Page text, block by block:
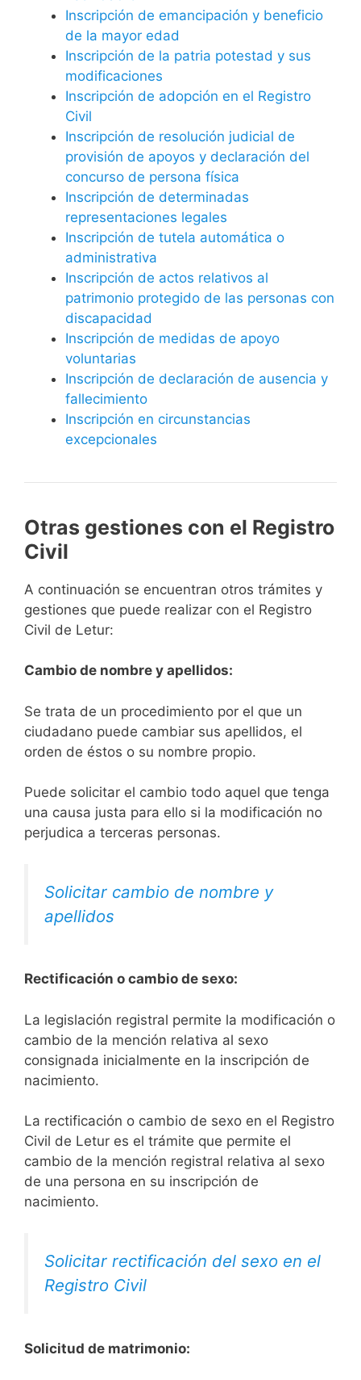
Inscripción de emancipación y beneficio
de la mayor edad
Inscripción de la patria potestad y sus
modificaciones
Inscripción de adopción en el Registro
Civil
Inscripción de resolución judicial de
provisión de apoyos y declaración del
concurso de persona física
Inscripción de determinadas
representaciones legales
Inscripción de tutela automática o
administrativa
Inscripción de actos relativos al
patrimonio protegido de las personas con
discapacidad
Inscripción de medidas de apoyo
voluntarias
Inscripción de declaración de ausencia y
fallecimiento
Inscripción en circunstancias
excepcionales
Otras gestiones con el Registro
Civil
A continuación se encuentran otros trámites y
gestiones que puede realizar con el Registro
Civil de Letur:
Cambio de nombre y apellidos:
Se trata de un procedimiento por el que un
ciudadano puede cambiar sus apellidos, el
orden de éstos o su nombre propio.
Puede solicitar el cambio todo aquel que tenga
una causa justa para ello si la modificación no
perjudica a terceras personas.
Solicitar cambio de nombre y
apellidos
Rectificación o cambio de sexo:
La legislación registral permite la modificación o
cambio de la mención relativa al sexo
consignada inicialmente en la inscripción de
nacimiento.
La rectificación o cambio de sexo en el Registro
Civil de Letur es el trámite que permite el
cambio de la mención registral relativa al sexo
de una persona en su inscripción de
nacimiento.
Solicitar rectificación del sexo en el
Registro Civil
Solicitud de matrimonio: